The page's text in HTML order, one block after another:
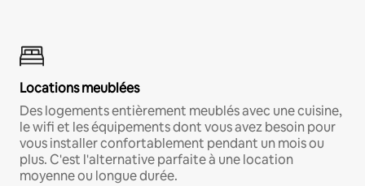
Locations meublées
Des logements entièrement meublés avec une cuisine,
le wifi et les équipements dont vous avez besoin pour
vous installer confortablement pendant un mois ou
plus. C'est l'alternative parfaite à une location
moyenne ou longue durée.